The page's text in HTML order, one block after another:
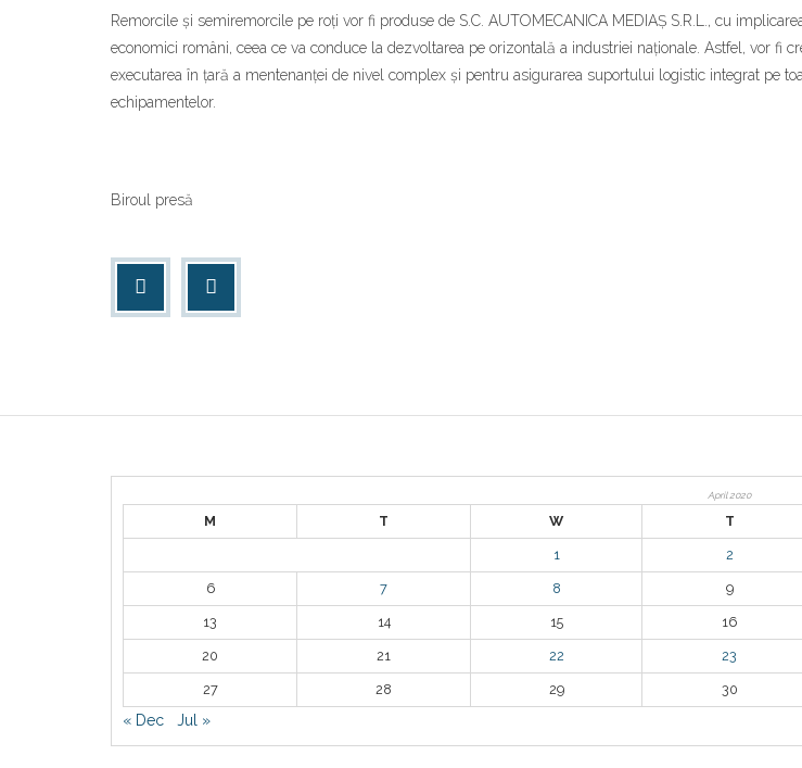
Remorcile și semiremorcile pe roți vor fi produse de S.C. AUTOMECANICA MEDIAȘ S.R.L., cu
economici români, ceea ce va conduce la dezvoltarea pe orizontală a industriei naționale. Astfel, vor fi
executarea în țară a mentenanței de nivel complex și pentru asigurarea suportului logistic integrat pe
echipamentelor.
Biroul presă
April 2020
M T W T
1 2
6 7 8 9
13 14 15 16
20 21 22 23
27 28 29 30
« Dec Jul »